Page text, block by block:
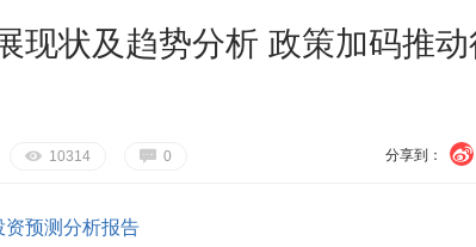
现状及趋势分析 政策加码推
U
分享到：
E 10314 G 0
预测分析报告